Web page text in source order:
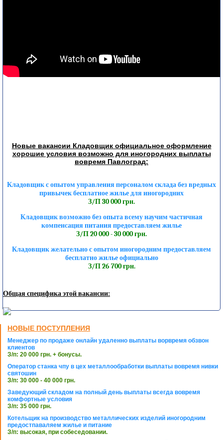
Новые вакансии Кладовщик официальное оформление
хорошие условия возможно для иногородних выплаты
вовремя Павлоград:
Кладовщик с опытом управления персоналом склада без вредных
привычек бесплатное жилье для иногородних
З/П 30 000 грн.
Кладовщик возможно без опыта всему научим частичная
компенсация питания предоставляем жилье
З/П 20 000 - 30 000 грн.
Кладовщик желательно с опытом иногородним предоставляем
бесплатно жилье официально
З/П 26 700 грн.
Общая специфика этой вакансии:
НОВЫЕ ПОСТУПЛЕНИЯ
Менеджер по продаже онлайн удаленно выплаты ворвремя обзвон
клиентов
З/п: 20 000 грн. + бонусы.
Оператор станка чпу в цех металлообработки выплаты вовремя нивки
святошин
З/п: 30 000 - 40 000 грн.
Заведующий складом на полный день выплаты всегда вовремя
комфортные условия
З/п: 35 000 грн.
Котельщик на производство металлических изделий иногородним
предостпаваляем жилье и питание
З/п: высокая, при собеседовании.